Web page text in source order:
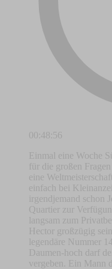
00:48:56
Einmal eine Woche
für die großen
eine
einfach bei
irgendjemand schon
Quartier zur
langsam zum
Hector großzügig
legendäre Nummer
Daumen-hoch darf
vergeben. Ein Mann